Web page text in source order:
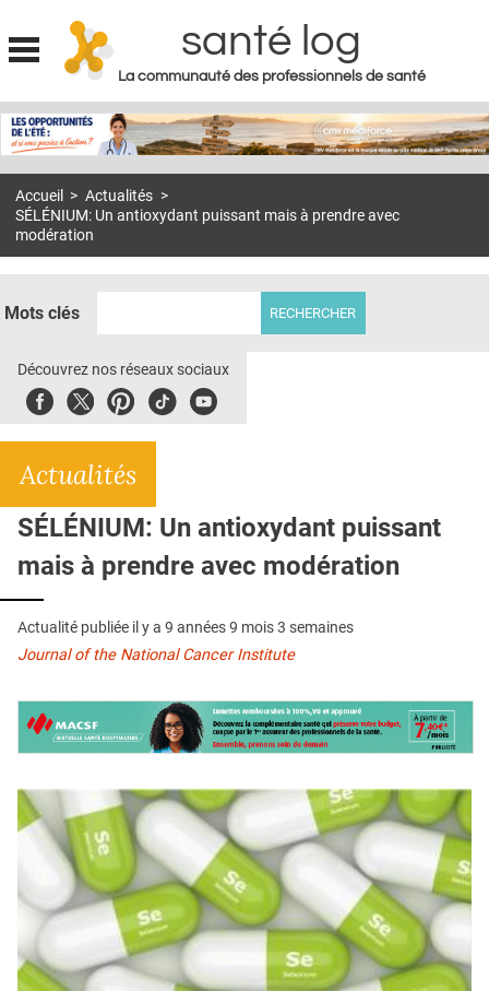
Jump to navigation
santé log
La communauté des professionnels de santé
MON COMPTE
S'ABONNER À LA REVUE SOIN À DOMICILE
E-REVUE SAD
THÉMA
CONTACT
Accueil > Actualités >
SÉLÉNIUM: Un antioxydant puissant mais à prendre avec
modération
Mots clés
Découvrez nos réseaux sociaux
FacebookTwitterPinterest
TiktokYoubute
Actualités
SÉLÉNIUM: Un antioxydant puissant
mais à prendre avec modération
Actualité publiée il y a 9 années 9 mois 3 semaines
Journal of the National Cancer Institute